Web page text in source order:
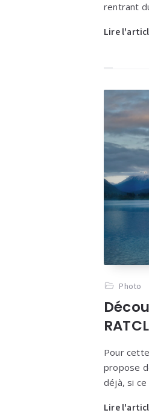
rentrant
Lire
Photo
Pour
propose
déjà, si
Lire